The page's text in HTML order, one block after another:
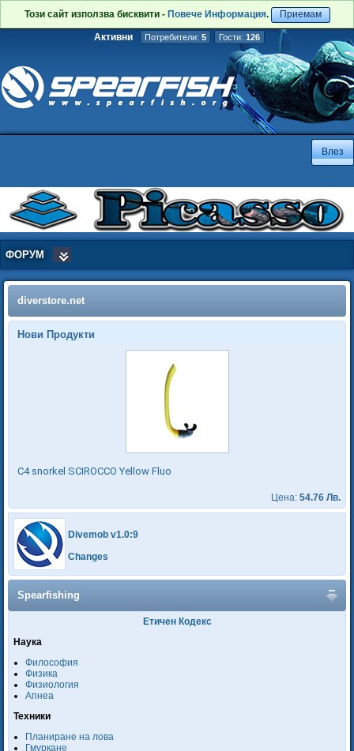
Този сайт използва бисквити - Повече Информация. Приемам
Активни Потребители: 5 Гости: 126
ФОРУМ
diverstore.net
Нови Продукти
C4 snorkel SCIROCCO Yellow Fluo
Цена: 54.76 Лв.
Divemob v1.0:9
Changes
Spearfishing
Етичен Кодекс
Наука
Философия
Физика
Физиология
Апнеа
Техники
Планиране на лова
Гмуркане